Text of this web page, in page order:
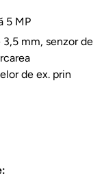
5 MP
mm, senzor de
de ex. prin